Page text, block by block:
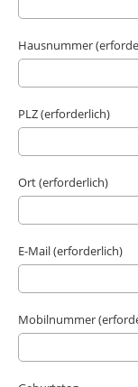
Hausnummer
PLZ (erforderlich)
Ort (erforderlich)
E-Mail (erforderlich)
Mobilnummer